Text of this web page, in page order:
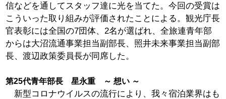
信などを通してスタッフ達に光を当てた。今回の受賞は
こういった取り組みが評価されたことによる。観光庁長
官表彰には全国の7団体、2名が選ばれ、全旅連青年部
からは大沼流通事業担当副部長、照井未来事業担当副部
長、渡辺政策委員長が同席した。
第25代青年部長 星永重 ～ 想い ～
新型コロナウイルスの流行により、我々宿泊業界はも